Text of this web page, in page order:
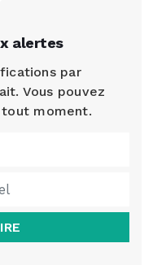
alertes
par
Vous pouvez
tout moment.